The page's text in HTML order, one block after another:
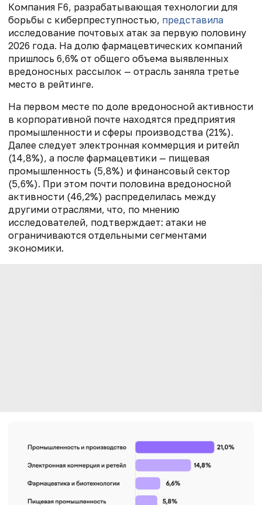
Компания F6, разрабатывающая технологии для
борьбы с киберпреступностью, представила
исследование почтовых атак за первую половину
2026 года. На долю фармацевтических компаний
пришлось 6,6% от общего объема выявленных
вредоносных рассылок — отрасль заняла третье
место в рейтинге.
На первом месте по доле вредоносной активности
в корпоративной почте находятся предприятия
промышленности и сферы производства (21%).
Далее следует электронная коммерция и ритейл
(14,8%), а после фармацевтики — пищевая
промышленность (5,8%) и финансовый сектор
(5,6%). При этом почти половина вредоносной
активности (46,2%) распределилась между
другими отраслями, что, по мнению
исследователей, подтверждает: атаки не
ограничиваются отдельными сегментами
экономики.